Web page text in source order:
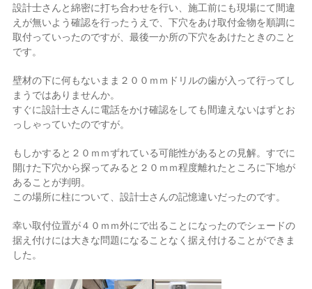
設計士さんと綿密に打ち合わせを行い、施工前にも現場にて間違
えが無いよう確認を行ったうえで、下穴をあけ取付金物を順調に
取付っていったのですが、最後一か所の下穴をあけたときのこと
です。
壁材の下に何もないまま２００ｍｍドリルの歯が入って行ってし
まうではありませんか。
すぐに設計士さんに電話をかけ確認をしても間違えないはずとお
っしゃっていたのですが。
もしかすると２０ｍｍずれている可能性があるとの見解。すでに
開けた下穴から探ってみると２０ｍｍ程度離れたところに下地が
あることが判明。
この場所に柱について、設計士さんの記憶違いだったのです。
幸い取付位置が４０ｍｍ外にで出ることになったのでシェードの
据え付けには大きな問題になることなく据え付けることができま
した。